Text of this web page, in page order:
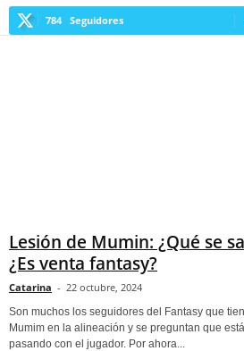
784 Seguidores
Lesión de Mumin: ¿Qué se
¿Es venta fantasy?
Catarina - 22 octubre, 2024
Son muchos los seguidores del Fantasy que
Mumim en la alineación y se preguntan que está
pasando con el jugador. Por ahora...